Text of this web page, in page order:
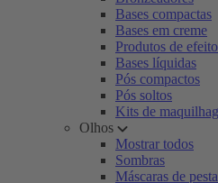
Bases compactas
Bases em creme
Produtos de
Bases líquidas
Pós compactos
Pós soltos
Kits de
Olhos
Mostrar todos
Sombras
Máscaras de